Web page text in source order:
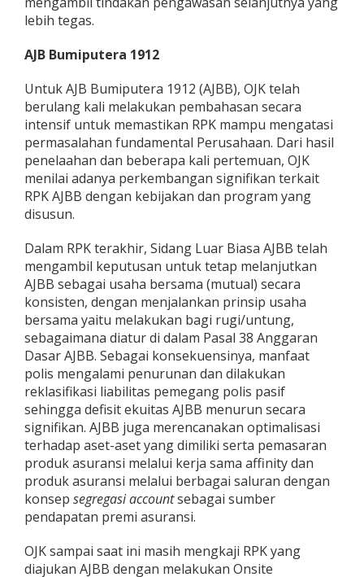
lebih tegas.
AJB Bumiputera 1912
Untuk AJB Bumiputera 1912 (AJBB), OJK telah
berulang kali melakukan pembahasan secara
intensif untuk memastikan RPK mampu mengatasi
permasalahan fundamental Perusahaan. Dari hasil
penelaahan dan beberapa kali pertemuan, OJK
menilai adanya perkembangan signifikan terkait
RPK AJBB dengan kebijakan dan program yang
disusun.
Dalam RPK terakhir, Sidang Luar Biasa AJBB telah
mengambil keputusan untuk tetap melanjutkan
AJBB sebagai usaha bersama (mutual) secara
konsisten, dengan menjalankan prinsip usaha
bersama yaitu melakukan bagi rugi/untung,
sebagaimana diatur di dalam Pasal 38 Anggaran
Dasar AJBB. Sebagai konsekuensinya, manfaat
polis mengalami penurunan dan dilakukan
reklasifikasi liabilitas pemegang polis pasif
sehingga defisit ekuitas AJBB menurun secara
signifikan. AJBB juga merencanakan optimalisasi
terhadap aset-aset yang dimiliki serta pemasaran
produk asuransi melalui kerja sama affinity dan
produk asuransi melalui berbagai saluran dengan
konsep segregasi accountsebagai sumber
pendapatan premi asuransi.
OJK sampai saat ini masih mengkaji RPK yang
diajukan AJBB dengan melakukan Onsite